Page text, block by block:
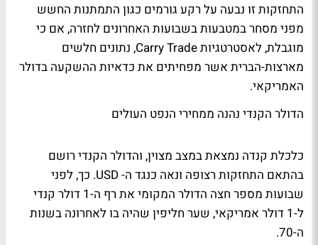
התחזקות זו נבעה על רקע גורמים כגון התמתנות החשש
מפני מסחר במטבעות בשבועות האחרונים לחזרה, אם כי
מוגבלת, לאסטרטגיות Carry Trade, נתונים חלשים
מארצות-הברית אשר מפחיתים את כדאיות ההשקעה בדולר
האמריקאי.
הדולר הקנדי נהנה ממחירי הנפט העולים
כלכלת קנדה נמצאת במצב מצוין, והדולר הקנדי רושם
בהתאם התחזקות רצופה ונאה כנגד ה- USD. כך, לפני
שבועות מספר חצה הדולר המקומי את רף ה-1 דולר קנדי
ל-1 דולר אמריקאי, שער חליפין שהיה בו לאחרונה בשנות
ה-70.